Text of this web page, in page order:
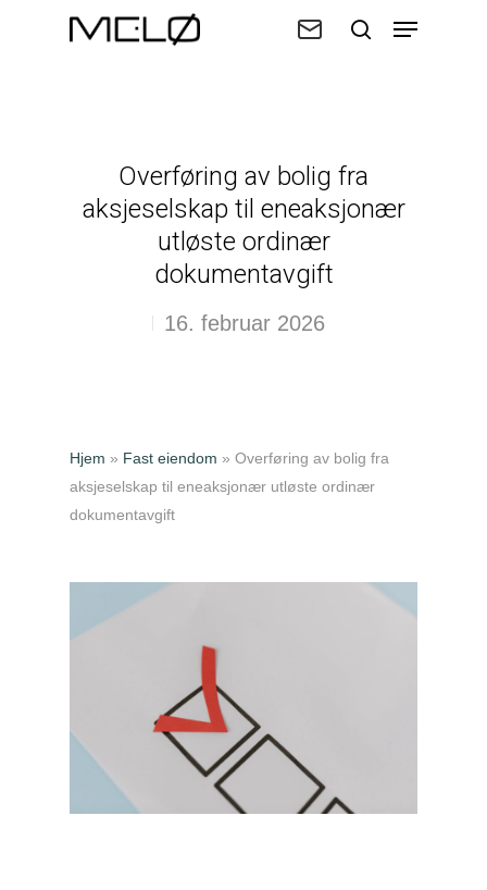
Overføring av bolig fra
aksjeselskap til eneaksjonær
utløste ordinær
dokumentavgift
16. februar 2026
Hjem » Fast eiendom » Overføring av bolig fra
aksjeselskap til eneaksjonær utløste ordinær
dokumentavgift